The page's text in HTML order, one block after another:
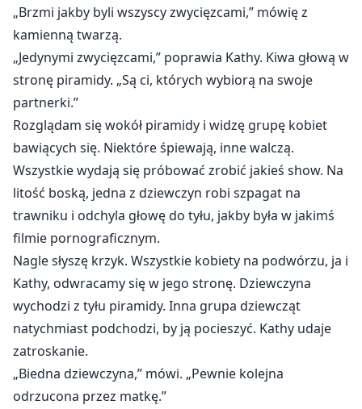
„Brzmi jakby byli wszyscy zwycięzcami,” mówię z
kamienną twarzą.
„Jedynymi zwycięzcami,” poprawia Kathy. Kiwa głową w
stronę piramidy. „Są ci, których wybiorą na swoje
partnerki.”
Rozglądam się wokół piramidy i widzę grupę kobiet
bawiących się. Niektóre śpiewają, inne walczą.
Wszystkie wydają się próbować zrobić jakieś show. Na
litość boską, jedna z dziewczyn robi szpagat na
trawniku i odchyla głowę do tyłu, jakby była w jakimś
filmie pornograficznym.
Nagle słyszę krzyk. Wszystkie kobiety na podwórzu, ja i
Kathy, odwracamy się w jego stronę. Dziewczyna
wychodzi z tyłu piramidy. Inna grupa dziewcząt
natychmiast podchodzi, by ją pocieszyć. Kathy udaje
zatroskanie.
„Biedna dziewczyna,” mówi. „Pewnie kolejna
odrzucona przez matkę.”